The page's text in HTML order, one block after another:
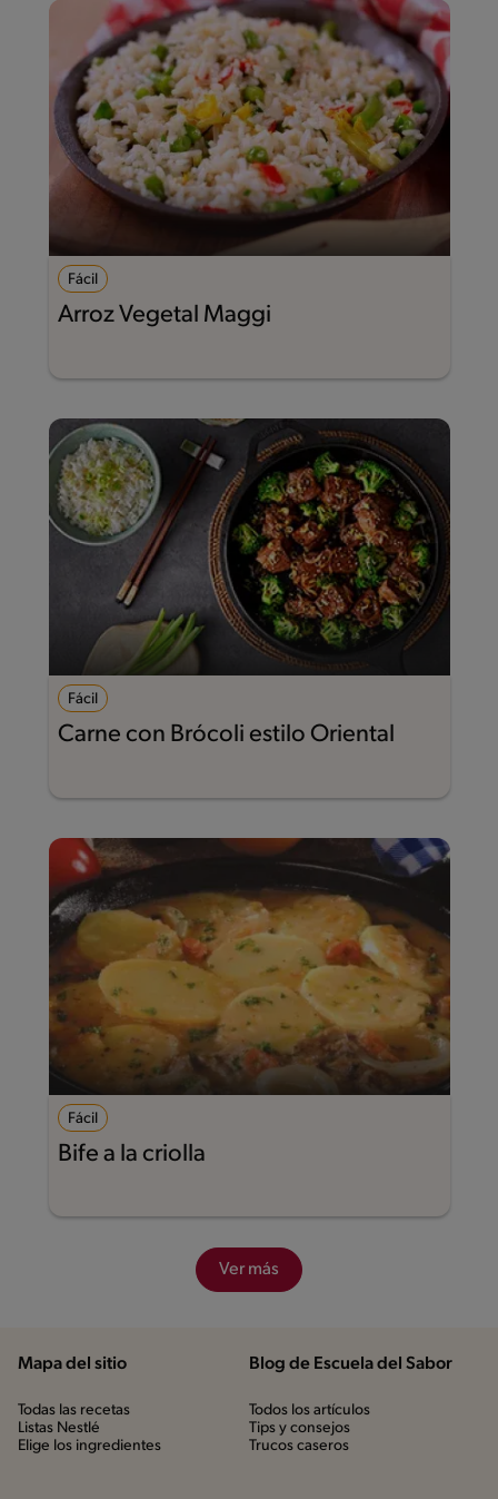
Fácil
Arroz Vegetal Maggi
Fácil
Carne con Brócoli estilo Oriental
Fácil
Bife a la criolla
Ver más
Mapa del sitio
Todas las recetas
Listas Nestlé
Elige los ingredientes
Blog de Escuela del Sabor
Todos los artículos
Tips y consejos
Trucos caseros